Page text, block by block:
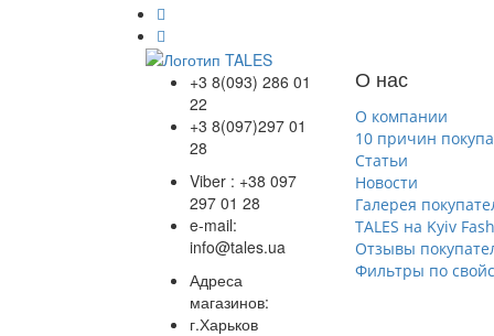
О нас
О компании
10 причин
Статьи
Новости
Галерея
TALES на Kyiv
Отзывы
Фильтры по
+3 8(093) 286 01
22
+3 8(097)297 01
28
Viber : +38 097
297 01 28
e-mail:
info@tales.ua
Адреса
магазинов:
г.Харьков